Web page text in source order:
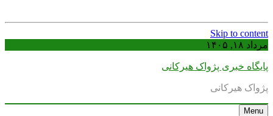
Skip to content
مرداد ۱۸, ۱۴۰۵
پایگاه خبری پژواک هیرکانی
پژواک هیرکانی
Menu